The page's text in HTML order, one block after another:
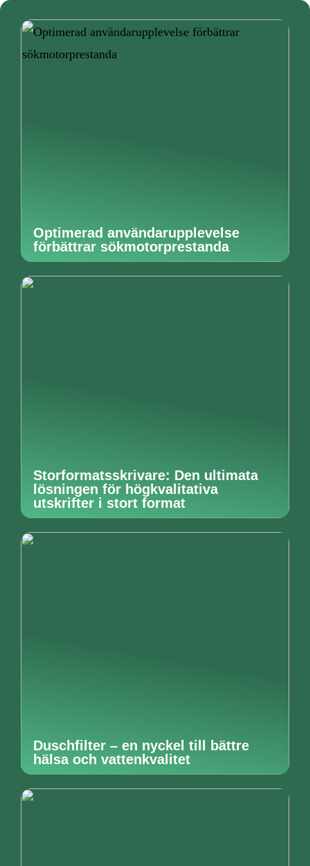
Optimerad användarupplevelse
förbättrar sökmotorprestanda
Storformatsskrivare: Den ultimata
lösningen för högkvalitativa
utskrifter i stort format
Duschfilter – en nyckel till bättre
hälsa och vattenkvalitet